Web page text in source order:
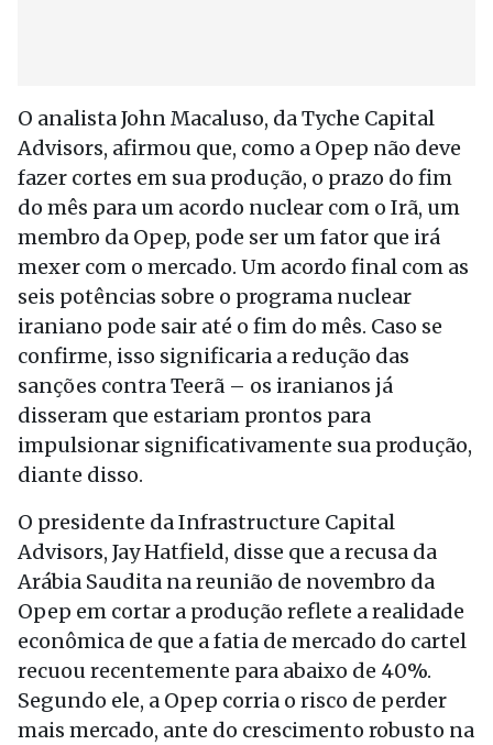
O analista John Macaluso, da Tyche Capital
Advisors, afirmou que, como a Opep não deve
fazer cortes em sua produção, o prazo do fim
do mês para um acordo nuclear com o Irã, um
membro da Opep, pode ser um fator que irá
mexer com o mercado. Um acordo final com as
seis potências sobre o programa nuclear
iraniano pode sair até o fim do mês. Caso se
confirme, isso significaria a redução das
sanções contra Teerã – os iranianos já
disseram que estariam prontos para
impulsionar significativamente sua produção,
diante disso.
O presidente da Infrastructure Capital
Advisors, Jay Hatfield, disse que a recusa da
Arábia Saudita na reunião de novembro da
Opep em cortar a produção reflete a realidade
econômica de que a fatia de mercado do cartel
recuou recentemente para abaixo de 40%.
Segundo ele, a Opep corria o risco de perder
mais mercado, ante do crescimento robusto na